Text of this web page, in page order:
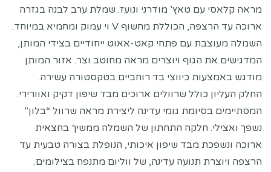
מראה קלאסי עם טאץ’ מודרני ונועז. שמלת ערב לבנה בגזרה
ארוכה עד הרצפה, הכוללת מחשוף V וי עמוק ומחמיא במיוחד.
השמלה מעוצבת עם פתחי קאט-אאוט ייחודיים בצידי המותן,
המדגישים את הגוף ויוצרים מראה מחוטב וצר. אזור המותן
מודגש באמצעות כיווצי בד רוחביים בטקסטורה עשירה.
החלק העליון כולל שרוולים ארוכים מבד שיפון דקיק ואוורירי.
המסתיימים בסיומת גומי עדינה ליצירת מראה שרוול “בלון”
נשפך ואצילי. חלקה התחתון של השמלה ממשיך בחצאית
ארוכה ונשפכת מבד שיפון איכותי, הנופלת בצורה טבעית עד
הרצפה ויוצרת תנועה עדינה, של ווליום מתנפח בצילומים.